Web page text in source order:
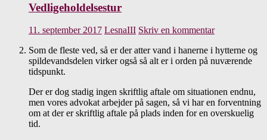
Vedligeholdelsestur
11. september 2017 LesnaIII Skriv en kommentar
Som de fleste ved, så er der atter vand i hanerne i hytterne og
spildevandsdelen virker også så alt er i orden på nuværende
tidspunkt.
Der er dog stadig ingen skriftlig aftale om situationen endnu,
men vores advokat arbejder på sagen, så vi har en forventning
om at der er skriftlig aftale på plads inden for en overskuelig
tid.